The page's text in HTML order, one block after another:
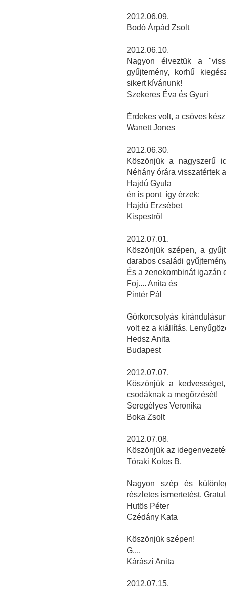
2012.06.09.
Bodó Árpád Zsolt
2012.06.10.
Nagyon élveztük a
gyűjtemény, korhű
sikert kívánunk!
Szekeres Éva és Gyuri
Érdekes volt, a csöves
Wanett Jones
2012.06.30.
Köszönjük a nagyszerű
Néhány órára visszatértek
Hajdú Gyula
én is pont így érzek:
Hajdú Erzsébet
Kispestről
2012.07.01.
Köszönjük szépen, a
darabos családi
És a zenekombinát igazán
Foj.... Anita és
Pintér Pál
Görkorcsolyás
volt ez a kiállítás.
Hedsz Anita
Budapest
2012.07.07.
Köszönjük a
csodáknak a megőrzését!
Seregélyes Veronika
Boka Zsolt
2012.07.08.
Köszönjük az
Tóraki Kolos B.
Nagyon szép és
részletes ismertetést.
Hutös Péter
Czédány Kata
Köszönjük szépen!
G....
Kárászi Anita
2012.07.15.